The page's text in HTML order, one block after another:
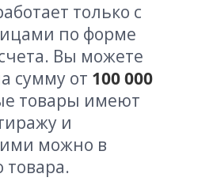
только с
по форме
Вы можете
сумму от 100 000
товары имеют
и
можно в
товара.